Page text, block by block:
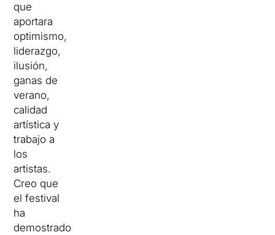
que
aportara
optimismo,
liderazgo,
ilusión,
ganas de
verano,
calidad
artística y
trabajo a
los
artistas.
Creo que
el festival
ha
demostrado